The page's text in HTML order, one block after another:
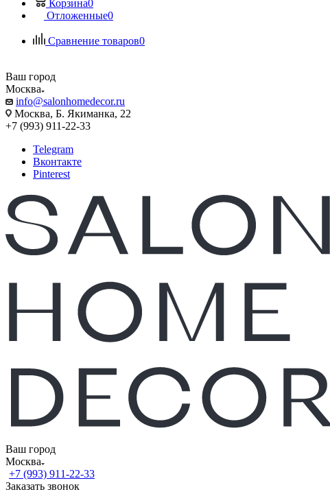
Корзина0
Отложенные0
Сравнение товаров0
Ваш город
Москва
info@salonhomedecor.ru
Москва, Б. Якиманка, 22
+7 (993) 911-22-33
Telegram
Вконтакте
Pinterest
Ваш город
Москва
+7 (993) 911-22-33
Заказать звонок